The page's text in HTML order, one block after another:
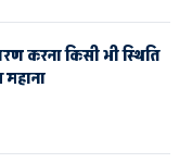
करना किसी भी स्थिति